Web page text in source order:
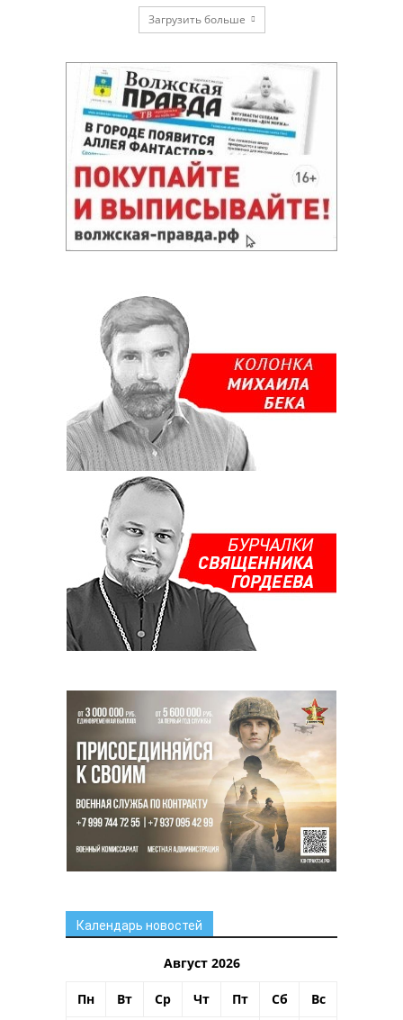
Загрузить больше
Календарь новостей
Август 2026
Пн Вт Ср Чт Пт Сб Вс